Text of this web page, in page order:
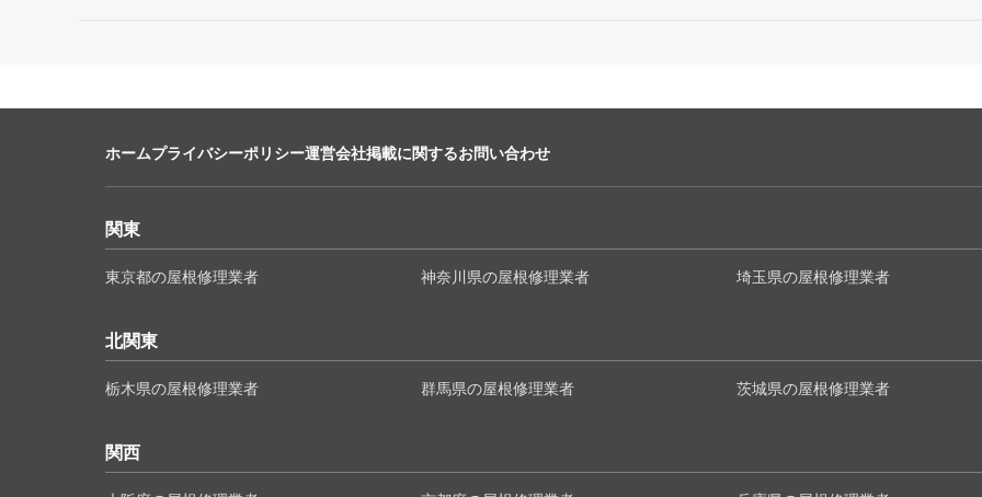
ホームプライバシーポリシー運営会社掲載に関するお問い合わせ
関東
東京都の屋根修理業者 神奈川県の屋根修理業者 埼玉県の屋根修理業者
北関東
栃木県の屋根修理業者 群馬県の屋根修理業者 茨城県の屋根修理業者
関西